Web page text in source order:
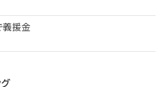
義援金
グ